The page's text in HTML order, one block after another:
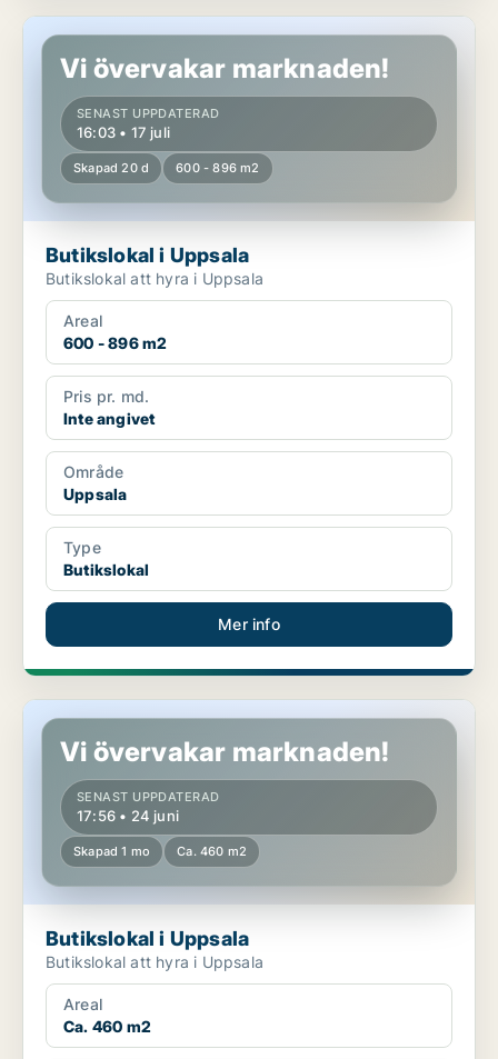
Butikslokal i Uppsala
Vi övervakar marknaden!
SENAST UPPDATERAD
16:03 • 17 juli
Skapad 20 d 600 - 896 m2
Butikslokal i Uppsala
Butikslokal att hyra i Uppsala
Areal
600 - 896 m2
Pris pr. md.
Inte angivet
Område
Uppsala
Type
Butikslokal
Mer info
Butikslokal i Uppsala
Vi övervakar marknaden!
SENAST UPPDATERAD
17:56 • 24 juni
Skapad 1 mo Ca. 460 m2
Butikslokal i Uppsala
Butikslokal att hyra i Uppsala
Areal
Ca. 460 m2